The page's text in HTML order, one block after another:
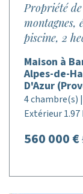
Propriété
montagnes,
piscine, 2
Maison à
Alpes-de-
D'Azur
4 chambre(s)
Extérieur 1.97
560 000 €